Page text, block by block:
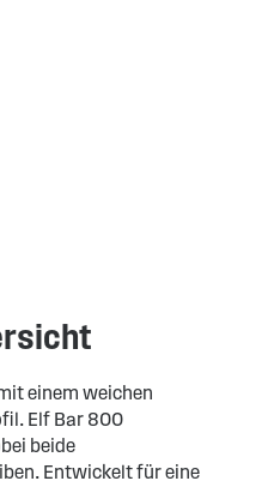
einem weichen
Elf Bar 800
beide
Entwickelt für eine